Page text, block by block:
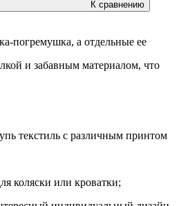
К сравнению
погремушка, а отдельные ее
и забавным материалом, что
текстиль с различным принтом
коляски или кроватки;